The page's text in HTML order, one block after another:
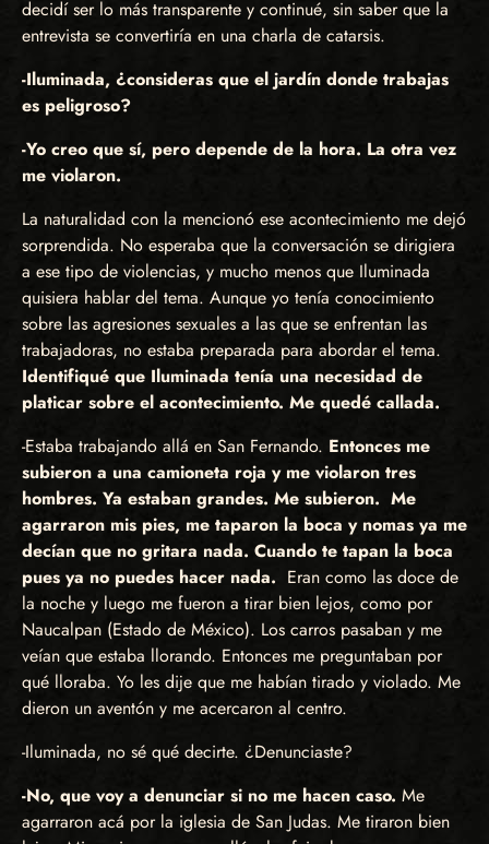
decidí ser lo más transparente y continué, sin saber que la
entrevista se convertiría en una charla de catarsis.
-Iluminada, ¿consideras que el jardín donde trabajas
es peligroso?
-Yo creo que sí, pero depende de la hora. La otra vez
me violaron.
La naturalidad con la mencionó ese acontecimiento me dejó
sorprendida. No esperaba que la conversación se dirigiera
a ese tipo de violencias, y mucho menos que Iluminada
quisiera hablar del tema. Aunque yo tenía conocimiento
sobre las agresiones sexuales a las que se enfrentan las
trabajadoras, no estaba preparada para abordar el tema.
Identifiqué que Iluminada tenía una necesidad de
platicar sobre el acontecimiento. Me quedé callada.
-Estaba trabajando allá en San Fernando. Entonces me
subieron a una camioneta roja y me violaron tres
hombres. Ya estaban grandes. Me subieron. Me
agarraron mis pies, me taparon la boca y nomas ya me
decían que no gritara nada. Cuando te tapan la boca
pues ya no puedes hacer nada. Eran como las doce de
la noche y luego me fueron a tirar bien lejos, como por
Naucalpan (Estado de México). Los carros pasaban y me
veían que estaba llorando. Entonces me preguntaban por
qué lloraba. Yo les dije que me habían tirado y violado. Me
dieron un aventón y me acercaron al centro.
-Iluminada, no sé qué decirte. ¿Denunciaste?
-No, que voy a denunciar si no me hacen caso. Me
agarraron acá por la iglesia de San Judas. Me tiraron bien